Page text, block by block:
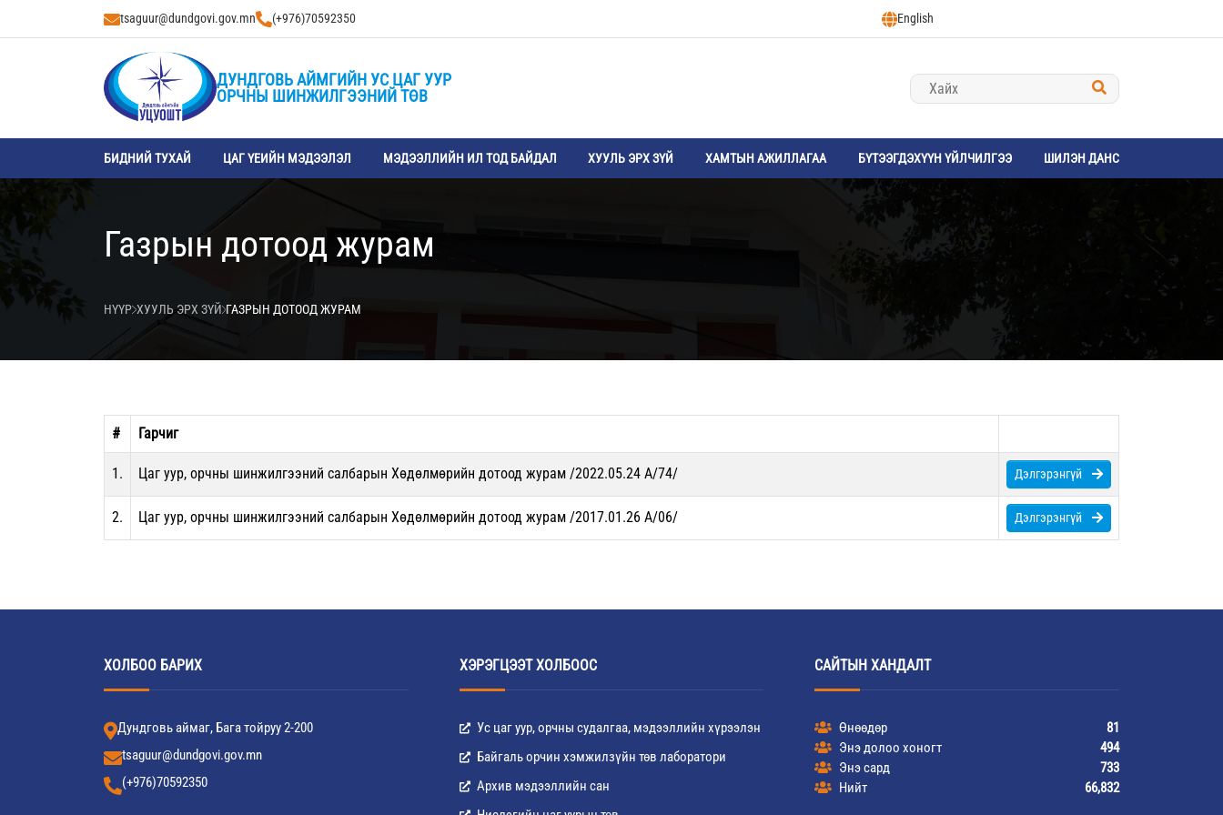
tsaguur@dundgovi.gov.mn (+976)70592350 English
ДУНДГОВЬ АЙМГИЙН УС ЦАГ УУР
ОРЧНЫ ШИНЖИЛГЭЭНИЙ ТӨВ
БИДНИЙ ТУХАЙ ЦАГ ҮЕИЙН МЭДЭЭЛЭЛ МЭДЭЭЛЛИЙН ИЛ ТОД БАЙДАЛ ХУУЛЬ ЭРХ ЗҮЙ ХАМТЫН АЖИЛЛАГАА БҮТЭЭГДЭХҮҮН ҮЙЛЧИЛГЭЭ ШИЛЭН ДАНС
Газрын дотоод журам
НҮҮР ХУУЛЬ ЭРХ ЗҮЙ ГАЗРЫН ДОТООД ЖУРАМ
# Гарчиг
1. Цаг уур, орчны шинжилгээний салбарын Хөдөлмөрийн дотоод журам /2022.05.24 A/74/ Дэлгэрэнгүй
2. Цаг уур, орчны шинжилгээний салбарын Хөдөлмөрийн дотоод журам /2017.01.26 A/06/ Дэлгэрэнгүй
ХОЛБОО БАРИХ
Дундговь аймаг, Бага тойруу 2-200
tsaguur@dundgovi.gov.mn
(+976)70592350
ХЭРЭГЦЭЭТ ХОЛБООС
Ус цаг уур, орчны судалгаа, мэдээллийн хүрээлэн
Байгаль орчин хэмжилзүйн төв лаборатори
Архив мэдээллийн сан
САЙТЫН ХАНДАЛТ
Өнөөдөр
81
Энэ долоо хоногт
494
Энэ сард
733
Нийт
66,832